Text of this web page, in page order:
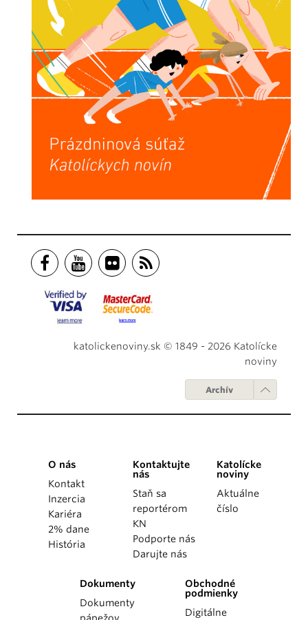
katolickenoviny.sk © 1849 - 2026 Katolícke
noviny
Archív
O nás
Kontakt
Inzercia
Kariéra
2% dane
História
Kontaktujte
nás
Staň sa
reportérom
KN
Podporte nás
Darujte nás
Katolícke
noviny
Aktuálne
číslo
Dokumenty
Dokumenty
Obchodné
podmienky
Digitálne